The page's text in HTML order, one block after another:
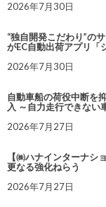
2026年7月30日
“独自開発こだわり”の
がEC自動出荷アプリ「
2026年7月30日
自動車船の荷役中断を
入 ～自力走行できない
2026年7月27日
【㈱ハナインターナ
更なる強化ねらう
2026年7月27日